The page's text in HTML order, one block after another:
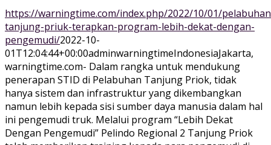
https://warningtime.com/index.php/2022/10/01/
tanjung-priuk-terapkan-program-lebih-dekat-dengan-
pengemudi/2022-10-
01T12:04:44+00:00adminwarningtimeIndonesiaJakarta,
warningtime.com- Dalam rangka untuk mendukung
penerapan STID di Pelabuhan Tanjung Priok, tidak
hanya sistem dan infrastruktur yang dikembangkan
namun lebih kepada sisi sumber daya manusia dalam hal
ini pengemudi truk. Melalui program “Lebih Dekat
Dengan Pengemudi” Pelindo Regional 2 Tanjung Priok